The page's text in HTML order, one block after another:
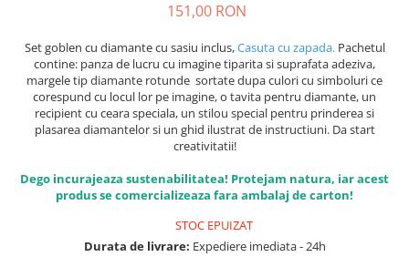
151,00 RON
Set goblen cu diamante cu sasiu inclus,Casuta cu zapada. Pachetul
contine: panza de lucru cu imagine tiparita si suprafata adeziva,
margele tip diamante rotunde sortate dupa culori cu simboluri ce
corespund cu locul lor pe imagine, o tavita pentru diamante, un
recipient cu ceara speciala, un stilou special pentru prinderea si
plasarea diamantelor si un ghid ilustrat de instructiuni. Da start
creativitatii!
Dego incurajeaza sustenabilitatea! Protejam natura, iar acest
produs se comercializeaza fara ambalaj de carton!
STOC EPUIZAT
Durata de livrare: Expediere imediata - 24h